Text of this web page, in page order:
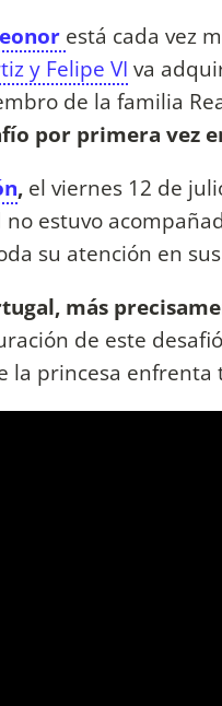
está cada vez
y Felipe VI va
de la familia
por primera vez
, el viernes 12 de
estuvo
su atención en
más
de este
la princesa